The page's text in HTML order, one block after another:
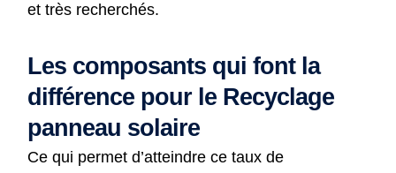
et très recherchés.
Les composants qui font la
différence pour le Recyclage
panneau solaire
Ce qui permet d’atteindre ce taux de